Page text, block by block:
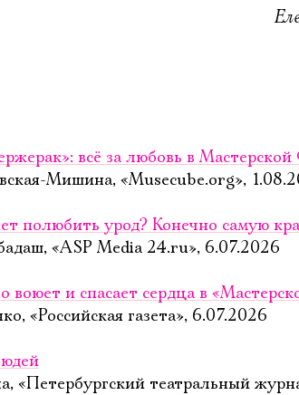
всё за любовь в
Мишина, «Musecube.org»,
полюбить урод? Конечно самую
«ASP Media 24.ru», 6.07.2026
воюет и спасает сердца в
«Российская газета», 6.07.2026
«Петербургский театральный